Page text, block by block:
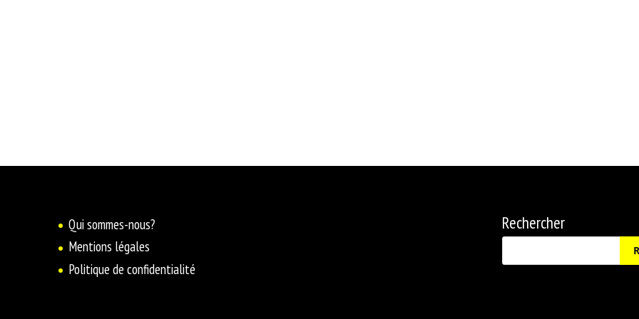
Qui sommes-nous?
Mentions légales
Politique de confidentialité
Rechercher